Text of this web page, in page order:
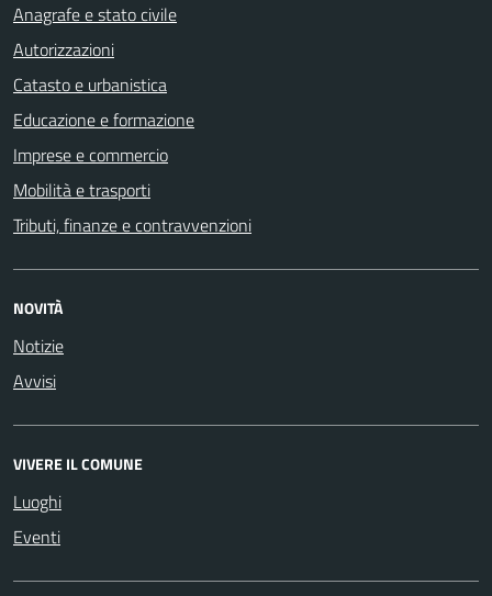
Anagrafe e stato civile
Autorizzazioni
Catasto e urbanistica
Educazione e formazione
Imprese e commercio
Mobilità e trasporti
Tributi, finanze e contravvenzioni
NOVITÀ
Notizie
Avvisi
VIVERE IL COMUNE
Luoghi
Eventi